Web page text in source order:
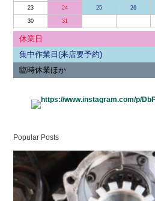
23 24 25 26
30 31
休業日
集中作業日(来店要予約)
臨時休業ほか
Popular Posts